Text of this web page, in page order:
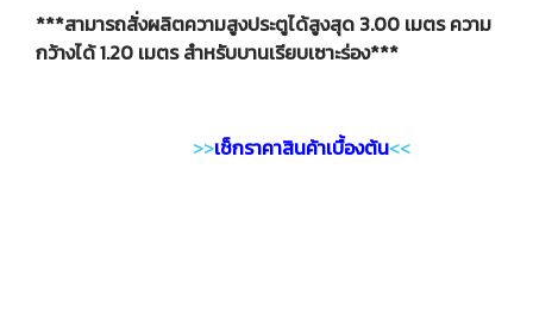
***สามารถสั่งผลิตความสูงประตูได้สูงสุด 3.00 เมตร ความ
กว้างได้ 1.20 เมตร สำหรับบานเรียบเซาะร่อง***
>>เช็กราคาสินค้าเบื้องต้น<<